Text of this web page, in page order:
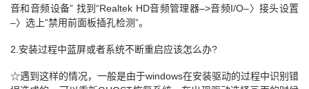
音和音频设备” 找到“Realtek HD音频管理器–>音频I/O–〉接头设置
–〉选上”禁用前面板插孔检测”。
2.安装过程中蓝屏或者系统不断重启应该怎么办?
☆遇到这样的情况，一般是由于windows在安装驱动的过程中识别错